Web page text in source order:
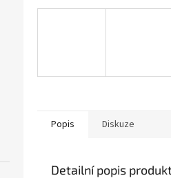
Popis Diskuze
Detailní popis